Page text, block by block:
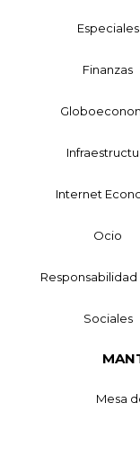
Especiales
Finanzas
Internet
Ocio
Responsabilidad
Sociales
Mesa